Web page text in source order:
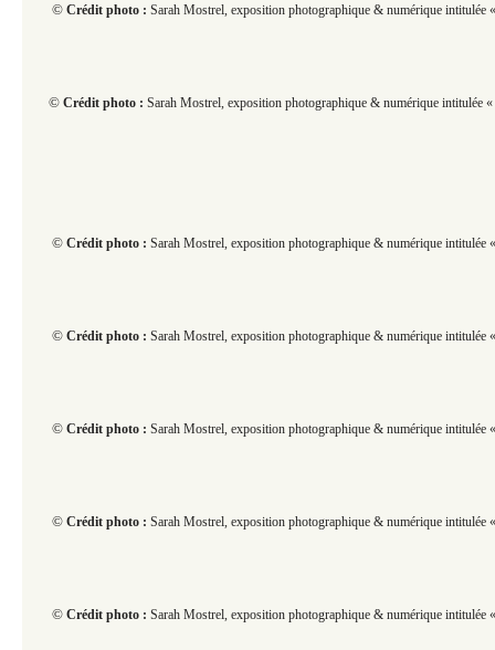
© Crédit photo : Sarah Mostrel, exposition photographique & numérique intitulée
© Crédit photo : Sarah Mostrel, exposition photographique & numérique intitulée
© Crédit photo : Sarah Mostrel, exposition photographique & numérique intitulée
© Crédit photo : Sarah Mostrel, exposition photographique & numérique intitulée
© Crédit photo : Sarah Mostrel, exposition photographique & numérique intitulée
© Crédit photo : Sarah Mostrel, exposition photographique & numérique intitulée
© Crédit photo : Sarah Mostrel, exposition photographique & numérique intitulée